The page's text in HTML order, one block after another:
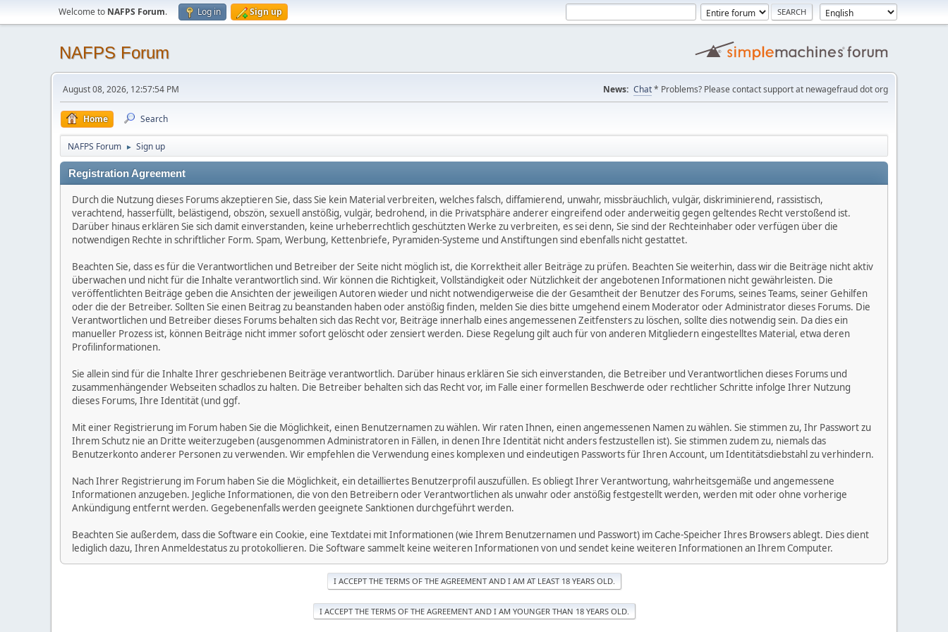
Welcome to NAFPS Forum. Log in Sign up
NAFPS Forum
August 08, 2026, 12:57:54 PM News: Chat* Problems? Please contact support at newagefraud dot org
Home Search
NAFPS Forum ► Sign up
Registration Agreement
Durch die Nutzung dieses Forums akzeptieren Sie, dass Sie kein Material verbreiten, welches falsch, diffamierend, unwahr, missbräuchlich, vulgär, diskriminierend, rassistisch,
verachtend, hasserfüllt, belästigend, obszön, sexuell anstößig, vulgär, bedrohend, in die Privatsphäre anderer eingreifend oder anderweitig gegen geltendes Recht verstoßend ist.
Darüber hinaus erklären Sie sich damit einverstanden, keine urheberrechtlich geschützten Werke zu verbreiten, es sei denn, Sie sind der Rechteinhaber oder verfügen über die
notwendigen Rechte in schriftlicher Form. Spam, Werbung, Kettenbriefe, Pyramiden-Systeme und Anstiftungen sind ebenfalls nicht gestattet.
Beachten Sie, dass es für die Verantwortlichen und Betreiber der Seite nicht möglich ist, die Korrektheit aller Beiträge zu prüfen. Beachten Sie weiterhin, dass wir die Beiträge nicht aktiv
überwachen und nicht für die Inhalte verantwortlich sind. Wir können die Richtigkeit, Vollständigkeit oder Nützlichkeit der angebotenen Informationen nicht gewährleisten. Die
veröffentlichten Beiträge geben die Ansichten der jeweiligen Autoren wieder und nicht notwendigerweise die der Gesamtheit der Benutzer des Forums, seines Teams, seiner Gehilfen
oder die der Betreiber. Sollten Sie einen Beitrag zu beanstanden haben oder anstößig finden, melden Sie dies bitte umgehend einem Moderator oder Administrator dieses Forums. Die
Verantwortlichen und Betreiber dieses Forums behalten sich das Recht vor, Beiträge innerhalb eines angemessenen Zeitfensters zu löschen, sollte dies notwendig sein. Da dies ein
manueller Prozess ist, können Beiträge nicht immer sofort gelöscht oder zensiert werden. Diese Regelung gilt auch für von anderen Mitgliedern eingestelltes Material, etwa deren
Profilinformationen.
Sie allein sind für die Inhalte Ihrer geschriebenen Beiträge verantwortlich. Darüber hinaus erklären Sie sich einverstanden, die Betreiber und Verantwortlichen dieses Forums und
zusammenhängender Webseiten schadlos zu halten. Die Betreiber behalten sich das Recht vor, im Falle einer formellen Beschwerde oder rechtlicher Schritte infolge Ihrer Nutzung
dieses Forums, Ihre Identität (und ggf.
Mit einer Registrierung im Forum haben Sie die Möglichkeit, einen Benutzernamen zu wählen. Wir raten Ihnen, einen angemessenen Namen zu wählen. Sie stimmen zu, Ihr Passwort zu
Ihrem Schutz nie an Dritte weiterzugeben (ausgenommen Administratoren in Fällen, in denen Ihre Identität nicht anders festzustellen ist). Sie stimmen zudem zu, niemals das
Benutzerkonto anderer Personen zu verwenden. Wir empfehlen die Verwendung eines komplexen und eindeutigen Passworts für Ihren Account, um Identitätsdiebstahl zu verhindern.
Nach Ihrer Registrierung im Forum haben Sie die Möglichkeit, ein detailliertes Benutzerprofil auszufüllen. Es obliegt Ihrer Verantwortung, wahrheitsgemäße und angemessene
Informationen anzugeben. Jegliche Informationen, die von den Betreibern oder Verantwortlichen als unwahr oder anstößig festgestellt werden, werden mit oder ohne vorherige
Ankündigung entfernt werden. Gegebenenfalls werden geeignete Sanktionen durchgeführt werden.
Beachten Sie außerdem, dass die Software ein Cookie, eine Textdatei mit Informationen (wie Ihrem Benutzernamen und Passwort) im Cache-Speicher Ihres Browsers ablegt. Dies dient
lediglich dazu, Ihren Anmeldestatus zu protokollieren. Die Software sammelt keine weiteren Informationen von und sendet keine weiteren Informationen an Ihrem Computer.